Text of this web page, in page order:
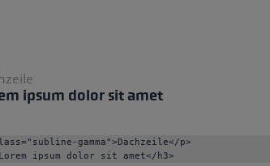
ipsum dolor sit amet
gamma">Dachzeile</p>
ipsum dolor sit amet</h3>